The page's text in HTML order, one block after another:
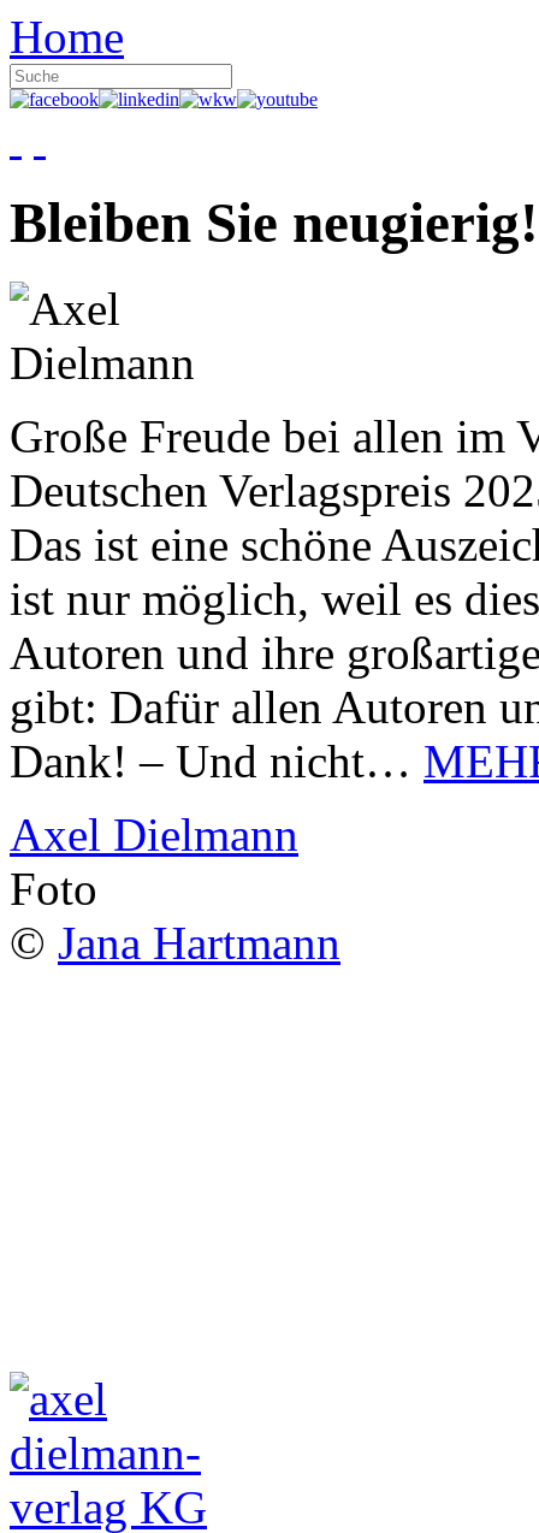
Home
Bleiben Sie neugierig!
Große Freude bei allen im
Deutschen Verlagspreis
Das ist eine schöne
ist nur möglich, weil es
Autoren und ihre
gibt: Dafür allen Autoren
Dank! – Und nicht…
Axel Dielmann
Foto
© Jana Hartmann